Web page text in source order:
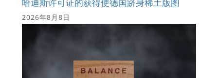
2026年8月8日